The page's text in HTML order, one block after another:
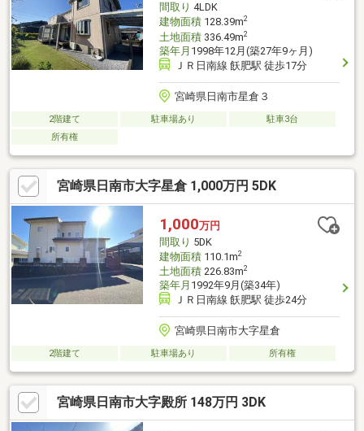
間取り 4LDK
建物面積128.39m2
土地面積336.49m2
築年月 1998年12月(築27年9ヶ月)
ＪＲ日南線 飫肥駅 徒歩17分
宮崎県日南市星倉３
2階建て 駐車場あり
駐車3台
所有権
宮崎県日南市大字星倉 1,000万円 5DK
1,000万円
間取り 5DK
建物面積110.1m2
土地面積226.83m2
築年月 1992年9月(築34年)
ＪＲ日南線 飫肥駅 徒歩24分
宮崎県日南市大字星倉
2階建て 駐車場あり 所有権
宮崎県日南市大字殿所 148万円 3DK